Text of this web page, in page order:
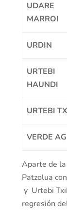
UDARE
MARROI
URDIN
URTEBI
HAUNDI
URTEBI
VERDE
Aparte de
Patzolua
y Urtebi
regresión